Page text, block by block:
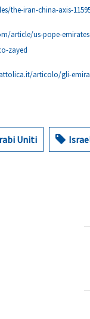
the-iran-china-axis-
article/us-pope-
zayed
articolo/gli-
Uniti